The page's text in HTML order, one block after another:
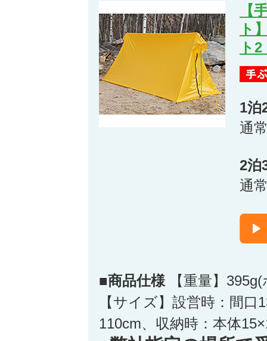
【
ト
ト
1泊
通
2泊
通
■商品仕様 【重量】
【サイズ】設営時：間口
110cm、収納時：本体